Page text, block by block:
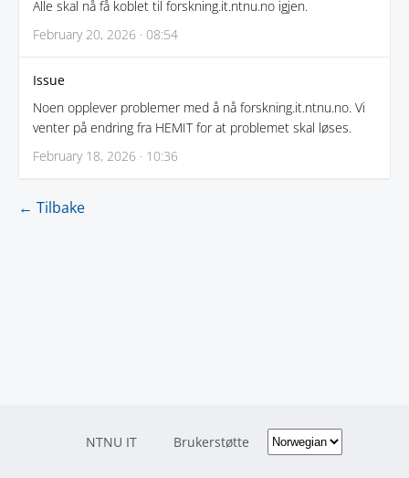
Alle skal nå få koblet til forskning.it.ntnu.no igjen.
February 20, 2026 · 08:54
Issue
Noen opplever problemer med å nå forskning.it.ntnu.no. Vi
venter på endring fra HEMIT for at problemet skal løses.
February 18, 2026 · 10:36
← Tilbake
NTNU IT Brukerstøtte